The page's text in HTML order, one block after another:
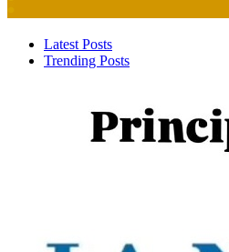
Latest Posts
Trending Posts